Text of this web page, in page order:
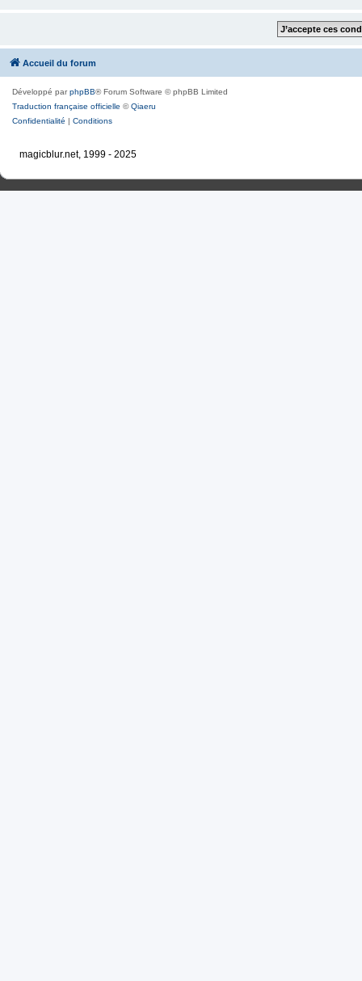
Accueil du forum
Développé parphpBB® Forum Software © phpBB Limited
Traduction française officielle ©Qiaeru
Confidentialité | Conditions
magicblur.net, 1999 - 2025